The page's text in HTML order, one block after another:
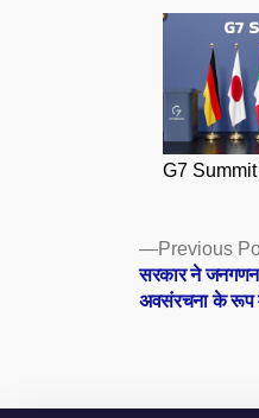
G7
Posts
Previous
सरकार ने
अवसंरचना के रूप